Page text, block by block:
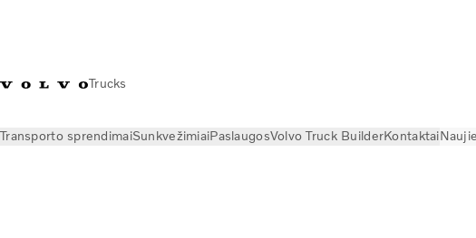
Trucks
Transporto sprendimaiSunkvežimiaiPaslaugosVolvo Truck BuilderKontaktai